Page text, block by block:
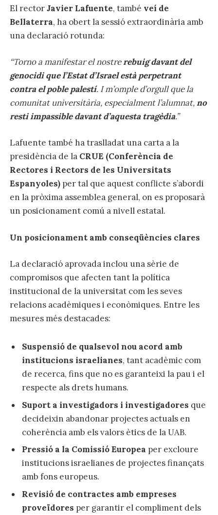
El rectorJavier Lafuente, també veí de
Bellaterra, ha obert la sessió extraordinària amb
una declaració rotunda:
“Torno a manifestar el nostrerebuig davant del
genocidi que l’Estat d’Israel està perpetrant
contra el poble palestí. I m’omple d’orgull que la
comunitat universitària, especialment l’alumnat,no
resti impassible davant d’aquesta tragèdia.”
Lafuente també ha traslladat una carta a la
presidència de la CRUE (Conferència de
Rectores i Rectors de les Universitats
Espanyoles) per tal que aquest conflicte s’abordi
en la pròxima assemblea general, on es proposarà
un posicionament comú a nivell estatal.
Un posicionament amb conseqüències clares
La declaració aprovada inclou una sèrie de
compromisos que afecten tant la política
institucional de la universitat com les seves
relacions acadèmiques i econòmiques. Entre les
mesures més destacades:
Suspensió de qualsevol nou acord amb
institucions israelianes, tant acadèmic com
de recerca, fins que no es garanteixi la pau i el
respecte als drets humans.
Suport a investigadors i investigadores que
decideixin abandonar projectes actuals en
coherència amb els valors ètics de la UAB.
Pressió a la Comissió Europea per excloure
institucions israelianes de projectes finançats
amb fons europeus.
Revisió de contractes amb empreses
proveïdores per garantir el compliment dels